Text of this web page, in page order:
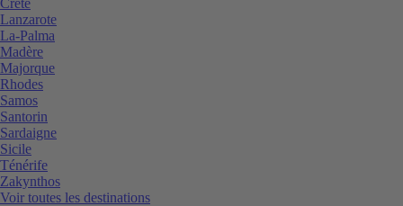
Lanzarote
La-Palma
Madère
Majorque
Rhodes
Samos
Santorin
Sardaigne
Sicile
Ténérife
Zakynthos
Voir toutes les destinations